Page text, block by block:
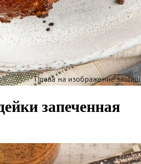
запеченная